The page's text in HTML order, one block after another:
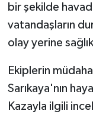
bir şekilde
vatandaşların
olay yerine
Ekiplerin
Sarıkaya'nın
Kazayla ilgili